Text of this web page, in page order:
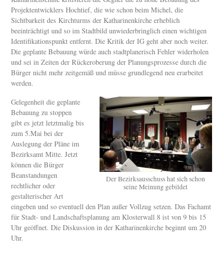
Projektentwicklers Hochtief, die wie schon beim Michel, die
Sichtbarkeit des Kirchturms der Katharinenkirche erheblich
beeinträchtigt und so im Stadtbild unwiederbringlich einen wichtigen
Identifikationspunkt entfernt. Die Kritik der IG geht aber noch weiter.
Die geplante Bebauung würde auch stadtplanerisch Fehler widerholen
und sei in Zeiten der Rückeroberung der Planungsprozesse durch die
Bürger nicht mehr zeitgemäß und müsse grundlegend neu erarbeitet
werden.
Der Bezirksausschuss hat sich schon
seine Meinung gebildet
Gelegenheit die geplante
Bebauung zu stoppen
gibt es jetzt letztmalig bis
zum 5.Mai bei der
Auslegung der Pläne im
Bezirksamt Mitte. Jetzt
können die Bürger
Beanstandungen
rechtlicher oder
gestalterischer Art
eingeben und so eventuell den Plan außer Vollzug setzen. Das Fachamt
für Stadt- und Landschaftsplanung am Klosterwall 8 ist von 9 bis 15
Uhr geöffnet. Die Diskussion in der Katharinenkirche beginnt um 20
Uhr.